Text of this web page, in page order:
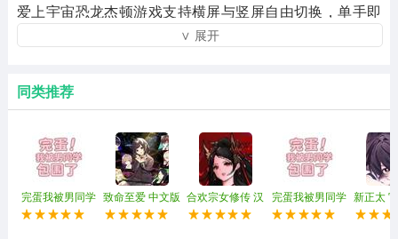
爱上宇宙恐龙杰顿游戏支持横屏与竖屏自由切换，单手即
可过剧情，随时随地都能享受这段跨物种恋爱。画面精
都能解锁新的剧情分支和隐藏内容。无论你是奥特曼粉丝
乐趣，重复可玩性极高。
∨ 展开
同类推荐
完蛋我被男同学
包围了 官方正版
致命至爱 中文版 合欢宗女修传 汉
化版
完蛋我被男同学
包围了 正版
新正太